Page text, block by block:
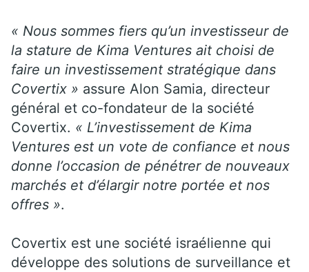
« Nous sommes fiers qu’un investisseur de
la stature de Kima Ventures ait choisi de
faire un investissement stratégique dans
Covertix » assure Alon Samia, directeur
général et co-fondateur de la société
Covertix. « L’investissement de Kima
Ventures est un vote de confiance et nous
donne l’occasion de pénétrer de nouveaux
marchés et d’élargir notre portée et nos
offres ».
Covertix est une société israélienne qui
développe des solutions de surveillance et